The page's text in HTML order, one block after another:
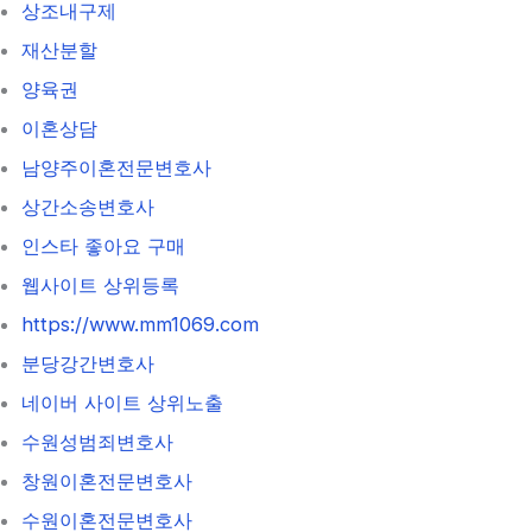
상조내구제
재산분할
양육권
이혼상담
남양주이혼전문변호사
상간소송변호사
인스타 좋아요 구매
웹사이트 상위등록
https://www.mm1069.com
분당강간변호사
네이버 사이트 상위노출
수원성범죄변호사
창원이혼전문변호사
수원이혼전문변호사